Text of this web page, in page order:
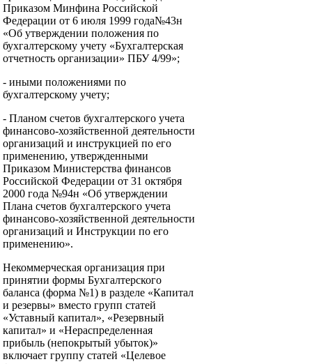
Приказом Минфина Российской
Федерации от 6 июля 1999 года№43н
«Об утверждении положения по
бухгалтерскому учету «Бухгалтерская
отчетность организации» ПБУ 4/99»;
- иными положениями по
бухгалтерскому учету;
- Планом счетов бухгалтерского учета
финансово-хозяйственной деятельности
организаций и инструкцией по его
применению, утвержденными
Приказом Министерства финансов
Российской Федерации от 31 октября
2000 года №94н «Об утверждении
Плана счетов бухгалтерского учета
финансово-хозяйственной деятельности
организаций и Инструкции по его
применению».
Некоммерческая организация при
принятии формы Бухгалтерского
баланса (форма №1) в разделе «Капитал
и резервы» вместо групп статей
«Уставный капитал», «Резервный
капитал» и «Нераспределенная
прибыль (непокрытый убыток)»
включает группу статей «Целевое